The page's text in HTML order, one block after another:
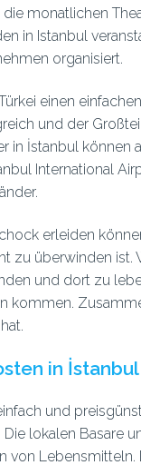
monatlichen
in Istanbul
organisiert.
einen
und der
in İstanbul können
International
erleiden
zu überwinden ist.
und dort zu
in
und
lokalen Basare
Lebensmitteln.